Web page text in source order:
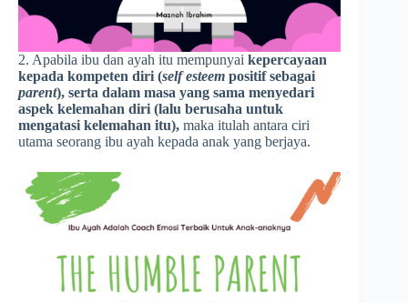
2. Apabila ibu dan ayah itu mempunyai kepercayaan
kepada kompeten diri (self esteem positif sebagai
parent), serta dalam masa yang sama menyedari
aspek kelemahan diri (lalu berusaha untuk
mengatasi kelemahan itu), maka itulah antara ciri
utama seorang ibu ayah kepada anak yang berjaya.